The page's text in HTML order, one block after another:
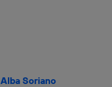
Alba Soriano